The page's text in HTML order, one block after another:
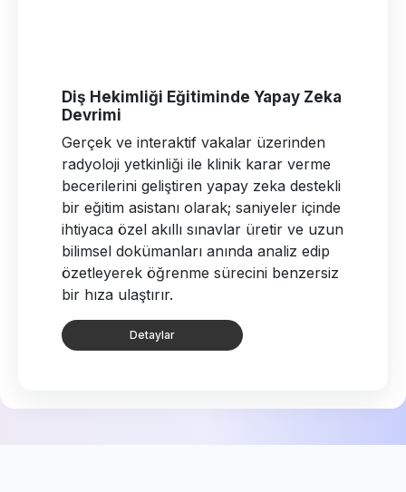
Diş Hekimliği Eğitiminde Yapay Zeka
Devrimi
Gerçek ve interaktif vakalar üzerinden
radyoloji yetkinliği ile klinik karar verme
becerilerini geliştiren yapay zeka destekli
bir eğitim asistanı olarak; saniyeler içinde
ihtiyaca özel akıllı sınavlar üretir ve uzun
bilimsel dokümanları anında analiz edip
özetleyerek öğrenme sürecini benzersiz
bir hıza ulaştırır.
Detaylar